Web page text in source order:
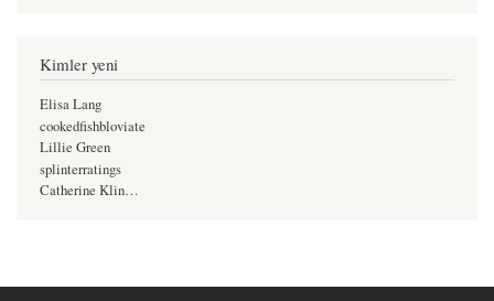
Kimler yeni
Elisa Lang
cookedfishbloviate
Lillie Green
splinterratings
Catherine Klin…